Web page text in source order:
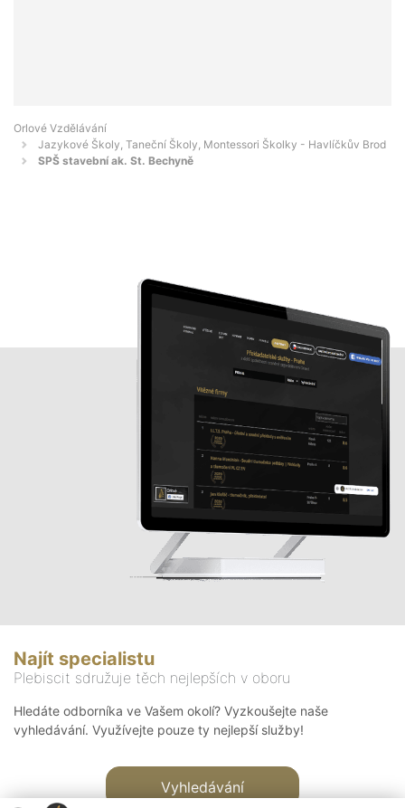
Orlové Vzdělávání
Jazykové Školy, Taneční Školy, Montessori Školky - Havlíčkův Brod
SPŠ stavební ak. St. Bechyně
Najít specialistu
Plebiscit sdružuje těch nejlepších v oboru
Hledáte odborníka ve Vašem okolí? Vyzkoušejte naše
vyhledávání. Využívejte pouze ty nejlepší služby!
Vyhledávání